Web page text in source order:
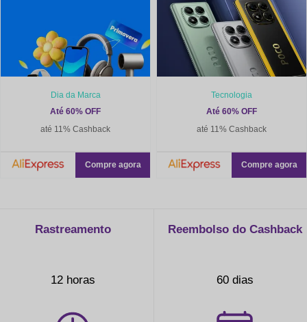
Dia da Marca
Até 60% OFF
até 11% Cashback
Compre agora
Tecnologia
Até 60% OFF
até 11% Cashback
Compre agora
Rastreamento
12 horas
Reembolso do Cashback
60 dias